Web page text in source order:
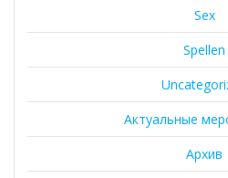
Sex
Spellen
Актуальные
Архив